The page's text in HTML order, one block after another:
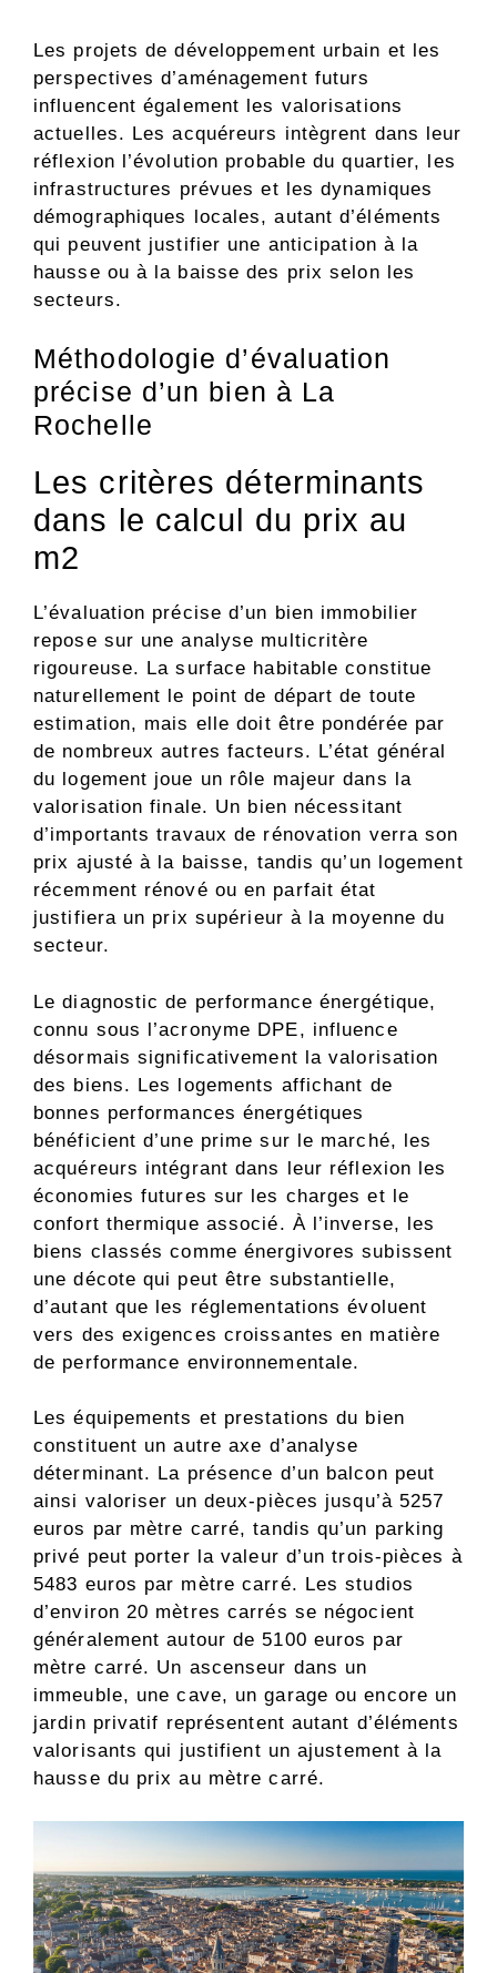
Les projets de développement urbain et les
perspectives d’aménagement futurs
influencent également les valorisations
actuelles. Les acquéreurs intègrent dans leur
réflexion l’évolution probable du quartier, les
infrastructures prévues et les dynamiques
démographiques locales, autant d’éléments
qui peuvent justifier une anticipation à la
hausse ou à la baisse des prix selon les
secteurs.
Méthodologie d’évaluation
précise d’un bien à La
Rochelle
Les critères déterminants
dans le calcul du prix au
m2
L’évaluation précise d’un bien immobilier
repose sur une analyse multicritère
rigoureuse. La surface habitable constitue
naturellement le point de départ de toute
estimation, mais elle doit être pondérée par
de nombreux autres facteurs. L’état général
du logement joue un rôle majeur dans la
valorisation finale. Un bien nécessitant
d’importants travaux de rénovation verra son
prix ajusté à la baisse, tandis qu’un logement
récemment rénové ou en parfait état
justifiera un prix supérieur à la moyenne du
secteur.
Le diagnostic de performance énergétique,
connu sous l’acronyme DPE, influence
désormais significativement la valorisation
des biens. Les logements affichant de
bonnes performances énergétiques
bénéficient d’une prime sur le marché, les
acquéreurs intégrant dans leur réflexion les
économies futures sur les charges et le
confort thermique associé. À l’inverse, les
biens classés comme énergivores subissent
une décote qui peut être substantielle,
d’autant que les réglementations évoluent
vers des exigences croissantes en matière
de performance environnementale.
Les équipements et prestations du bien
constituent un autre axe d’analyse
déterminant. La présence d’un balcon peut
ainsi valoriser un deux-pièces jusqu’à 5257
euros par mètre carré, tandis qu’un parking
privé peut porter la valeur d’un trois-pièces à
5483 euros par mètre carré. Les studios
d’environ 20 mètres carrés se négocient
généralement autour de 5100 euros par
mètre carré. Un ascenseur dans un
immeuble, une cave, un garage ou encore un
jardin privatif représentent autant d’éléments
valorisants qui justifient un ajustement à la
hausse du prix au mètre carré.